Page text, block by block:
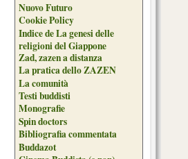
Nuovo Futuro
Cookie Policy
Indice de La genesi delle
religioni del Giappone
Zad, zazen a distanza
La pratica dello ZAZEN
La comunità
Testi buddisti
Monografie
Spin doctors
Bibliografia commentata
Buddazot